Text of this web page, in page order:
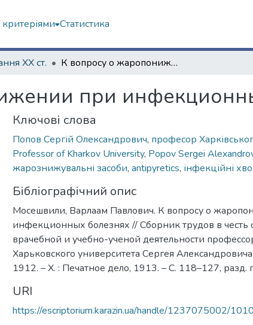
Статистика
ХХ ст. К вопросу о жаропонижении при инфекционных болезнях
при
Ключові слова
Попов Сергій Олександрович, професор
Professor of Kharkov University, Popov Sergei
жарознижувальні засоби, antipyretics, інфекційні
Бібліографічний опис
Мосешвили, Варлаам Павлович. К вопросу о
инфекционных болезнях // Сборник трудов в честь
врачебной и учебно-ученой деятельности
Харьковского университета Сергея
1912. – Х. : Печатное дело, 1913. – С. 118–127, разд.
URI
https://escriptorium.karazin.ua/handle/1237075002/1010